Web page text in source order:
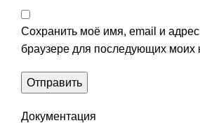
Сохранить моё имя, email и адрес
браузере для последующих моих
Документация